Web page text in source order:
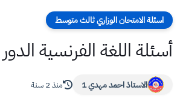
اسئلة الامتحان الوزاري ثالث متوسط
أسئلة اللغة الفرنسية الدور الثاني 2023 صف
الاستاذ احمد مهدي 1 منذ 2 سنة